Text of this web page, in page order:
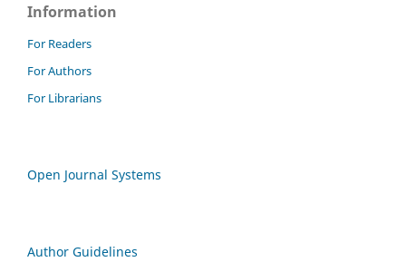
Information
For Readers
For Authors
For Librarians
Open Journal Systems
Author Guidelines